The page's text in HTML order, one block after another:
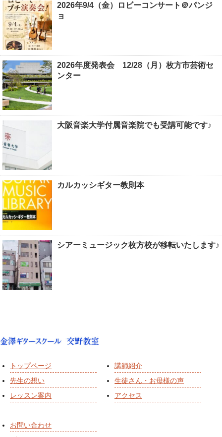
2026年9/4（金）ロビーコンサート＠パンジ
ョ
2026年度発表会 12/28（月）枚方市芸術セ
ンター
大阪音楽大学付属音楽院でも受講可能です♪
カルカッシギター教則本
シアーミュージック枚方校が移転いたします♪
トップページ
先生の想い
レッスン案内
講師紹介
生徒さん・お母様の声
アクセス
お問い合わせ